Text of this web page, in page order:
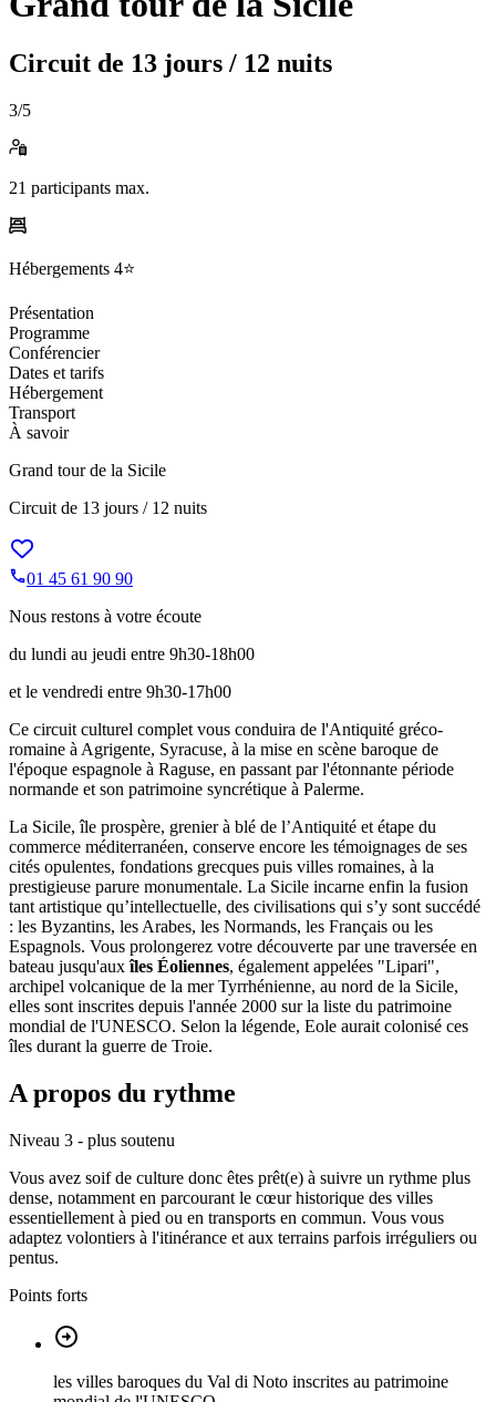
Circuit de 13 jours / 12 nuits
3/5
21 participants max.
Hébergements 4⭐️
Présentation
Programme
Conférencier
Dates et tarifs
Hébergement
Transport
À savoir
Grand tour de la Sicile
Circuit de 13 jours / 12 nuits
01 45 61 90 90
Nous restons à votre écoute
du lundi au jeudi entre 9h30-18h00
et le vendredi entre 9h30-17h00
Ce circuit culturel complet vous conduira de l'Antiquité gréco-
romaine à Agrigente, Syracuse, à la mise en scène baroque de
l'époque espagnole à Raguse, en passant par l'étonnante période
normande et son patrimoine syncrétique à Palerme.
La Sicile, île prospère, grenier à blé de l’Antiquité et étape du
commerce méditerranéen, conserve encore les témoignages de ses
cités opulentes, fondations grecques puis villes romaines, à la
prestigieuse parure monumentale. La Sicile incarne enfin la fusion
tant artistique qu’intellectuelle, des civilisations qui s’y sont succédé
: les Byzantins, les Arabes, les Normands, les Français ou les
Espagnols. Vous prolongerez votre découverte par une traversée en
bateau jusqu'auxîles Éoliennes, également appelées "Lipari",
archipel volcanique de la mer Tyrrhénienne, au nord de la Sicile,
elles sont inscrites depuis l'année 2000 sur la liste du patrimoine
mondial de l'UNESCO. Selon la légende, Eole aurait colonisé ces
îles durant la guerre de Troie.
A propos du rythme
Niveau 3 - plus soutenu
Vous avez soif de culture donc êtes prêt(e) à suivre un rythme plus
dense, notamment en parcourant le cœur historique des villes
essentiellement à pied ou en transports en commun. Vous vous
adaptez volontiers à l'itinérance et aux terrains parfois irréguliers ou
pentus.
Points forts
les villes baroques du Val di Noto inscrites au patrimoine